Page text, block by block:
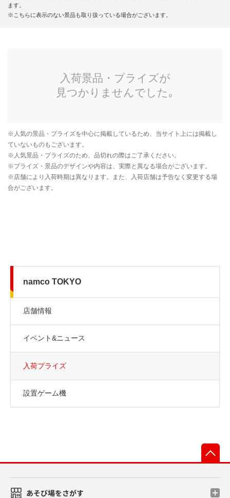
ます。
※こちらに表示のない景品も取り扱っている場合がございます。
namco TOKYO
店舗情報
イベント&ニュース
入荷プライズ
設置ゲーム機
あそび場をさがす